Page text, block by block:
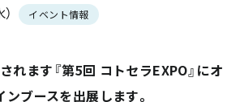
イベント情報
れます『第5回 コトセラEXPO』にオ
ンブースを出展します。